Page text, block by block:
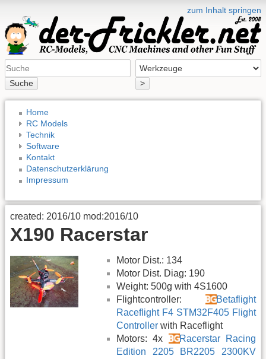
zum Inhalt springen
Suche >
Home
RC Models
Technik
Software
Kontakt
Datenschutzerklärung
Impressum
created: 2016/10 mod:2016/10
X190 Racerstar
Motor Dist.: 134
Motor Dist. Diag: 190
Weight: 500g with 4S1600
Flightcontroller:
Betaflight
Raceflight F4 STM32F405 Flight
Controller with Raceflight
Motors: 4x
Racerstar Racing
Edition 2205 BR2205 2300KV